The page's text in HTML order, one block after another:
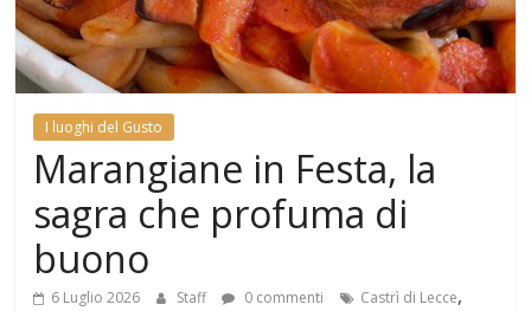
I luoghi del Gusto
Marangiane in Festa, la
sagra che profuma di
buono
6 Luglio 2026 Staff 0 commenti Castrì di Lecce,